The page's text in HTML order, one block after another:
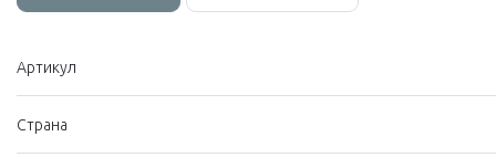
Артикул
Страна